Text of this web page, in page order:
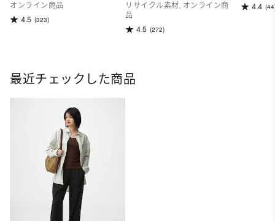
オンライン商品
4.5 (323)
リサイクル素材, オンライン商
品
4.5 (272)
4.4
最近チェックした商品